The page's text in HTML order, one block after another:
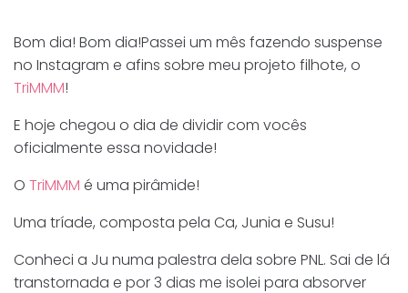
Bom dia! Bom dia!Passei um mês fazendo suspense
no Instagram e afins sobre meu projeto filhote, o
TriMMM!
E hoje chegou o dia de dividir com vocês
oficialmente essa novidade!
O TriMMM é uma pirâmide!
Uma tríade, composta pela Ca, Junia e Susu!
Conheci a Ju numa palestra dela sobre PNL. Sai de lá
transtornada e por 3 dias me isolei para absorver